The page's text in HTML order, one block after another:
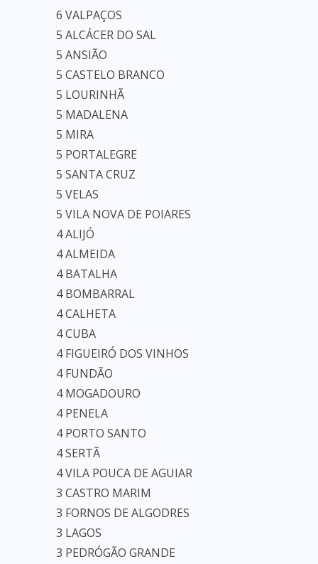
6 VALPAÇOS
5 ALCÁCER DO SAL
5 ANSIÃO
5 CASTELO BRANCO
5 LOURINHÃ
5 MADALENA
5 MIRA
5 PORTALEGRE
5 SANTA CRUZ
5 VELAS
5 VILA NOVA DE POIARES
4 ALIJÓ
4 ALMEIDA
4 BATALHA
4 BOMBARRAL
4 CALHETA
4 CUBA
4 FIGUEIRÓ DOS VINHOS
4 FUNDÃO
4 MOGADOURO
4 PENELA
4 PORTO SANTO
4 SERTÃ
4 VILA POUCA DE AGUIAR
3 CASTRO MARIM
3 FORNOS DE ALGODRES
3 LAGOS
3 PEDRÓGÃO GRANDE